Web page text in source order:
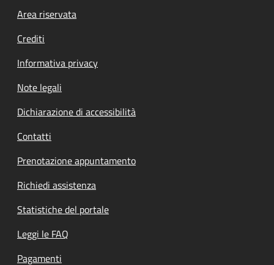
Footer menu
Area riservata
Crediti
Informativa privacy
Note legali
Dichiarazione di accessibilità
Contatti
Prenotazione appuntamento
Richiedi assistenza
Statistiche del portale
Leggi le FAQ
Pagamenti